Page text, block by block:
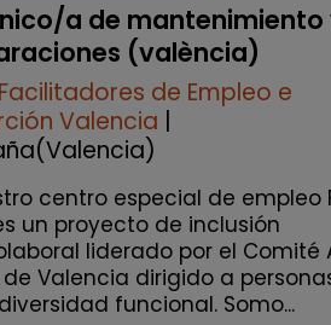
a de mantenimiento
(valència)
Facilitadores de Empleo e
Valencia |
centro especial de empleo
un proyecto de inclusión
liderado por el Comité
de Valencia dirigido a
funcional. Somo...